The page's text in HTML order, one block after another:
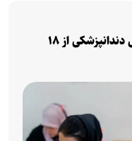
آغاز مهلت ثبت‌نام دستیاری تخصصی دندانپزشکی از ۱۸